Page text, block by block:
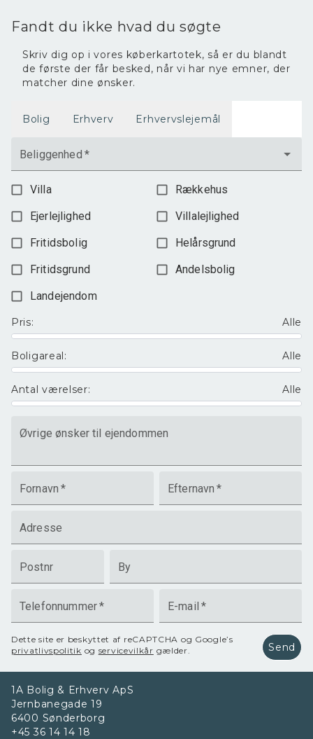
Fandt du ikke hvad du søgte
Skriv dig op i vores køberkartotek, så er du blandt
de første der får besked, når vi har nye emner, der
matcher dine ønsker.
Bolig Erhverv Erhvervslejemål
Beliggenhed *
Villa
Rækkehus
Ejerlejlighed
Villalejlighed
Fritidsbolig
Helårsgrund
Fritidsgrund
Andelsbolig
Landejendom
Pris: Alle
Boligareal: Alle
Antal værelser: Alle
Øvrige ønsker til ejendommen
Fornavn * Efternavn *
Adresse
Postnr By
Telefonnummer* E-mail *
Dette site er beskyttet af reCAPTCHA og Google’s
privatlivspolitik og servicevilkår gælder. Send
1A Bolig & Erhverv ApS
Jernbanegade 19
6400 Sønderborg
+45 36 14 14 18